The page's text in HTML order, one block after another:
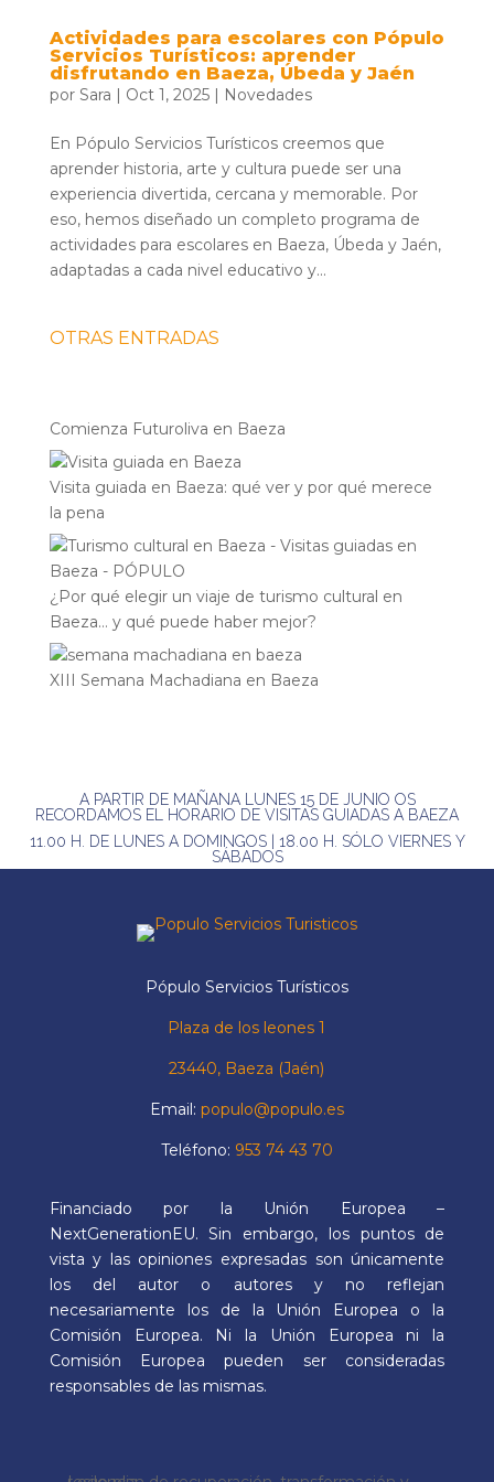
Actividades para escolares con Pópulo
Servicios Turísticos: aprender
disfrutando en Baeza, Úbeda y Jaén
por Sara | Oct 1, 2025| Novedades
En Pópulo Servicios Turísticos creemos que
aprender historia, arte y cultura puede ser una
experiencia divertida, cercana y memorable. Por
eso, hemos diseñado un completo programa de
actividades para escolares en Baeza, Úbeda y Jaén,
adaptadas a cada nivel educativo y...
OTRAS ENTRADAS
Comienza Futuroliva en Baeza
Visita guiada en Baeza: qué ver y por qué merece
la pena
¿Por qué elegir un viaje de turismo cultural en
Baeza… y qué puede haber mejor?
XIII Semana Machadiana en Baeza
A PARTIR DE MAÑANA LUNES 15 DE JUNIO OS
RECORDAMOS EL HORARIO DE VISITAS GUIADAS A BAEZA
11.00 H. DE LUNES A DOMINGOS | 18.00 H. SÓLO VIERNES Y
SÁBADOS
Pópulo Servicios Turísticos
Plaza de los leones 1
23440, Baeza (Jaén)
Email: populo@populo.es
Teléfono: 953 74 43 70
Financiado por la Unión Europea –
NextGenerationEU. Sin embargo, los puntos de
vista y las opiniones expresadas son únicamente
los del autor o autores y no reflejan
necesariamente los de la Unión Europea o la
Comisión Europea. Ni la Unión Europea ni la
Comisión Europea pueden ser consideradas
responsables de las mismas.